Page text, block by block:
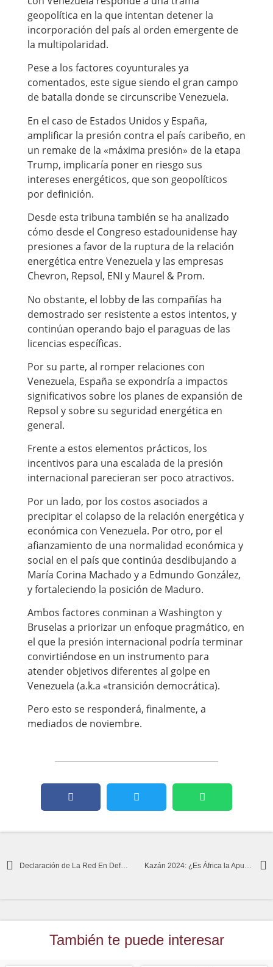
geopolítica en la que intentan detener la
incorporación del país al orden emergente de
la multipolaridad.
Pese a los factores coyunturales ya
comentados, este sigue siendo el gran campo
de batalla donde se circunscribe Venezuela.
En el caso de Estados Unidos y España,
amplificar la presión contra el país caribeño, en
un remake de la «máxima presión» de la etapa
Trump, implicaría poner en riesgo sus
intereses energéticos, que son geopolíticos
por definición.
Desde esta tribuna también se ha analizado
cómo desde el Congreso estadounidense hay
presiones a favor de la ruptura de la relación
energética entre Venezuela y las empresas
Chevron, Repsol, ENI y Maurel & Prom.
No obstante, el lobby de las compañías ha
demostrado ser resistente a estos intentos, y
continúan operando bajo el paraguas de las
licencias específicas.
Por su parte, al romper relaciones con
Venezuela, España se expondría a impactos
significativos sobre los planes de expansión de
Repsol y sobre su seguridad energética en
general.
Frente a estos elementos prácticos, los
incentivos para una escalada de la presión
internacional parecieran ser poco atractivos.
Por un lado, por los costos asociados a
precipitar el colapso de la relación energética y
económica con Venezuela. Por otro, por el
afianzamiento de una normalidad económica y
social en el país que continúa desdibujando a
María Corina Machado y a Edmundo González,
y fortaleciendo la posición de Maduro.
Ambos factores conminan a Washington y
Bruselas a priorizar un enfoque pragmático, en
el que la presión internacional podría terminar
convirtiéndose en un instrumento para
atender objetivos diferentes al golpe en
Venezuela (a.k.a «transición democrática).
Pero esto se responderá, finalmente, a
mediados de noviembre.
Declaración de La Red En Defensa de la Humanidad Sobre la Situación Colombiana Kazán 2024: ¿Es África la Apuesta Geoestratégica de los BRICS?
También te puede interesar